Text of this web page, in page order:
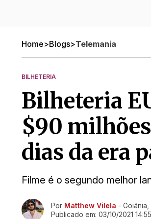
Home>Blogs>Telemania
BILHETERIA
Bilheteria
$90
dias da era
Filme é o segundo melhor
Ir direto pra matéria
Por Matthew Vilela - Goiânia,
Publicado em: 03/10/2021 14:55